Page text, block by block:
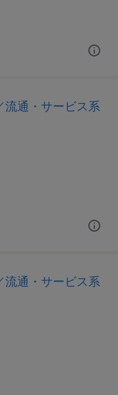
通・サービス系
通・サービス系